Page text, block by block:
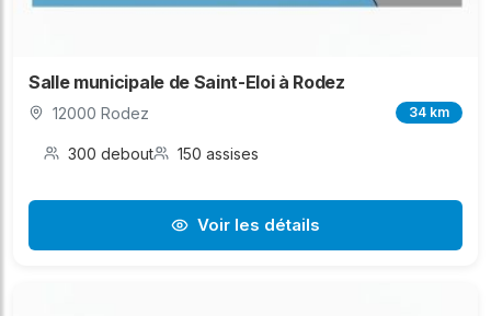
Salle municipale de Saint-Eloi à Rodez
12000 Rodez 34 km
300 debout 150 assises
Voir les détails